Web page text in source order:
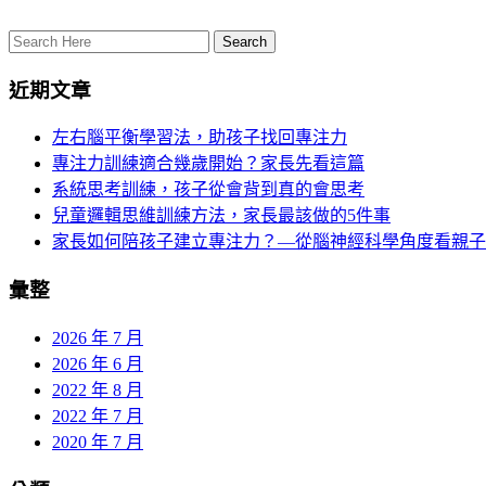
近期文章
左右腦平衡學習法，助孩子找回專注力
專注力訓練適合幾歲開始？家長先看這篇
系統思考訓練，孩子從會背到真的會思考
兒童邏輯思維訓練方法，家長最該做的5件事
家長如何陪孩子建立專注力？—從腦神經科學角度看親
彙整
2026 年 7 月
2026 年 6 月
2022 年 8 月
2022 年 7 月
2020 年 7 月